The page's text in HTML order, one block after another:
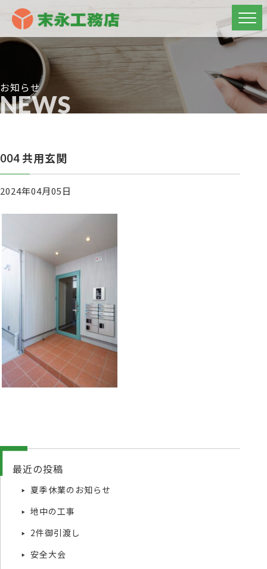
お知らせ
NEWS
004 共用玄関
2024年04月05日
最近の投稿
夏季休業のお知らせ
地中の工事
2件御引渡し
安全大会